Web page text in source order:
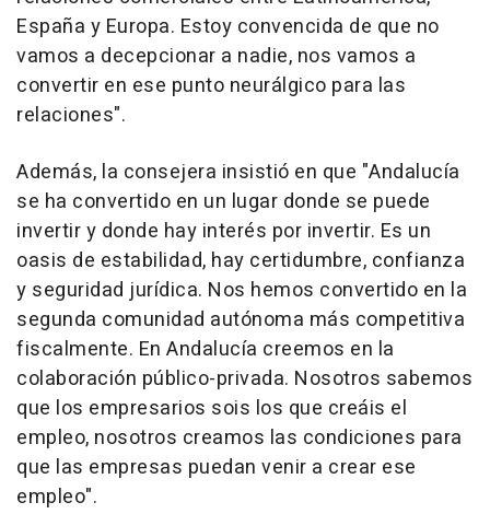
España y Europa. Estoy convencida de que no
vamos a decepcionar a nadie, nos vamos a
convertir en ese punto neurálgico para las
relaciones".
Además, la consejera insistió en que "Andalucía
se ha convertido en un lugar donde se puede
invertir y donde hay interés por invertir. Es un
oasis de estabilidad, hay certidumbre, confianza
y seguridad jurídica. Nos hemos convertido en la
segunda comunidad autónoma más competitiva
fiscalmente. En Andalucía creemos en la
colaboración público-privada. Nosotros sabemos
que los empresarios sois los que creáis el
empleo, nosotros creamos las condiciones para
que las empresas puedan venir a crear ese
empleo".